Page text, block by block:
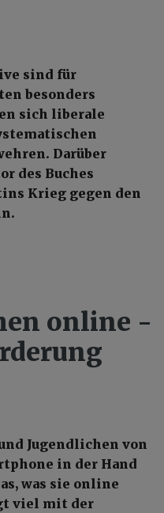
sind für
besonders
sich liberale
Darüber
des Buches
Krieg gegen den
online -
Jugendlichen von
in der Hand
was sie online
viel mit der